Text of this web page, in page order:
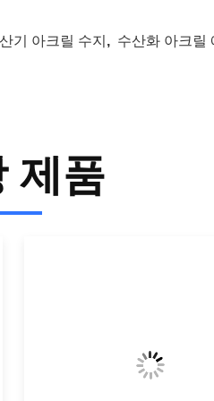
기 아크릴 수지 , 수산화 아크릴
제품